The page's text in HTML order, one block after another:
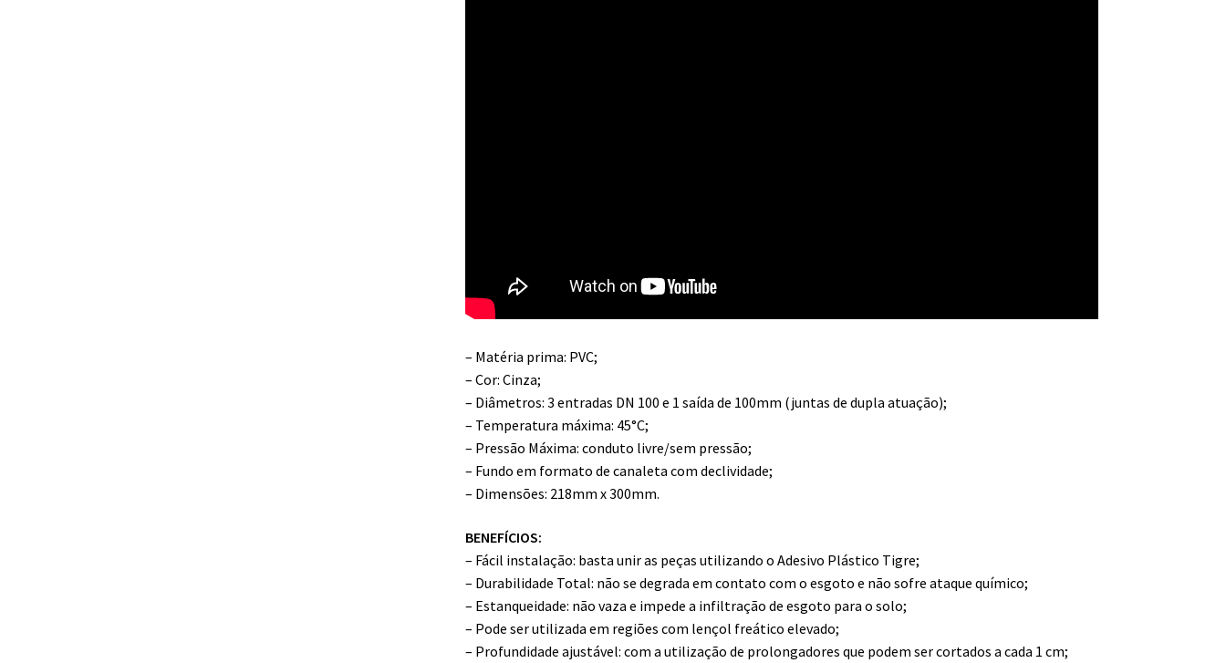
– Matéria prima: PVC;
– Cor: Cinza;
– Diâmetros: 3 entradas DN 100 e 1 saída de 100mm (juntas de dupla atuação);
– Temperatura máxima: 45°C;
– Pressão Máxima: conduto livre/sem pressão;
– Fundo em formato de canaleta com declividade;
– Dimensões: 218mm x 300mm.
BENEFÍCIOS:
– Fácil instalação: basta unir as peças utilizando o Adesivo Plástico Tigre;
– Durabilidade Total: não se degrada em contato com o esgoto e não sofre ataque químico;
– Estanqueidade: não vaza e impede a infiltração de esgoto para o solo;
– Pode ser utilizada em regiões com lençol freático elevado;
– Profundidade ajustável: com a utilização de prolongadores que podem ser cortados a cada 1 cm;